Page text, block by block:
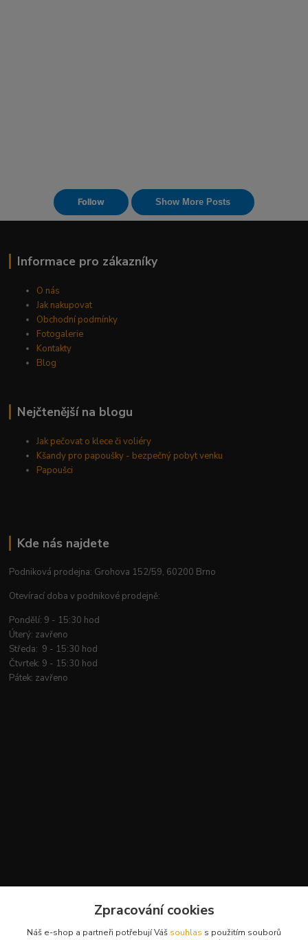
Informace pro zákazníky
O nás
Jak nakupovat
Obchodní podmínky
Fotogalerie
Kontakty
Blog
Nejčtenější na blogu
Jak pečovat o klece či voliéry
Kšandy pro papoušky - bezpečný pobyt venku
Papoušci
Kde nás najdete
Podniková prodejna: Grohova 152/59, 60200 Brno
Otevírací doba v podnikové prodejně:
Pondělí: 9 - 15:30 hod
Úterý: zavřeno
Středa: 9 - 15:30 hod
Čtvrtek: 9 - 15:30 hod
Pátek: zavřeno
+420 777 959 094
Zpracování cookies
Náš e-shop a partneři potřebují Váš souhlas s použitím souborů